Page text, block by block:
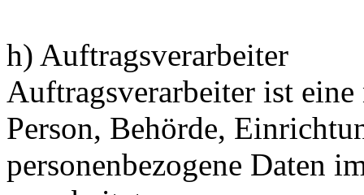
h) Auftragsverarbeiter
Auftragsverarbeiter ist
Person, Behörde,
personenbezogene Daten